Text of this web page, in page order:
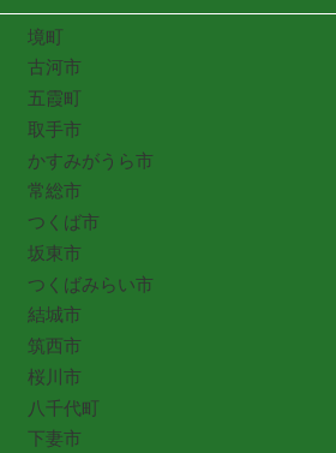
境町
古河市
五霞町
取手市
かすみがうら市
常総市
つくば市
坂東市
つくばみらい市
結城市
筑西市
桜川市
八千代町
下妻市